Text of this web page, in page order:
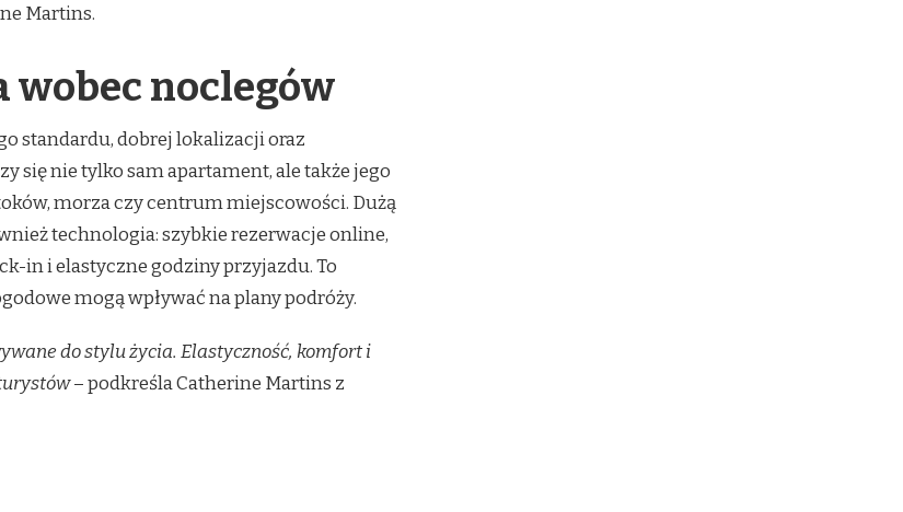
Martins.
wobec noclegów
standardu, dobrej lokalizacji oraz
się nie tylko sam apartament, ale także jego
morza czy centrum miejscowości. Dużą
technologia: szybkie rezerwacje online,
in i elastyczne godziny przyjazdu. To
mogą wpływać na plany podróży.
do stylu życia. Elastyczność, komfort i
– podkreśla Catherine Martins z